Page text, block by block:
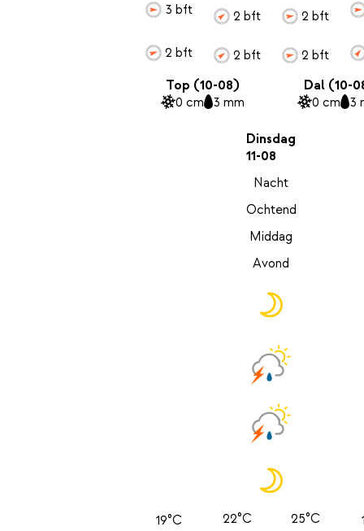
3 bft
2 bft
2 bft
2 bft
2 bft
2 bft
Top (10-08)
0 cm 3 mm
Dal (10-
0 cm 3
Dinsdag
11-08
Nacht
Ochtend
Middag
Avond
19°C 22°C 25°C